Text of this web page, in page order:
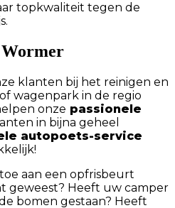
topkwaliteit tegen de
Wormer
klanten bij het reinigen en
wagenpark in de regio
onze passionele
in bijna geheel
autopoets-service
aan een opfrisbeurt
geweest? Heeft uw camper
bomen gestaan? Heeft